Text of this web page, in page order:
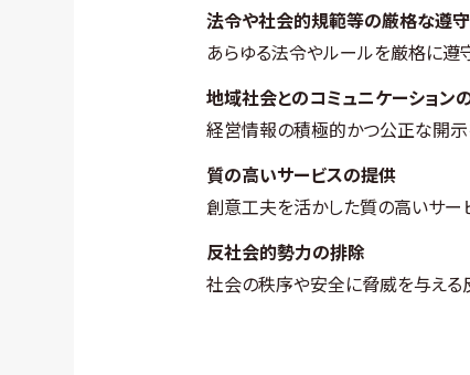
法令や社会的規範等の厳格な遵守
あらゆる法令やルールを厳格に遵
地域社会とのコミュニケーション
経営情報の積極的かつ公正な開示
質の高いサービスの提供
創意工夫を活かした質の高いサー
反社会的勢力の排除
社会の秩序や安全に脅威を与える